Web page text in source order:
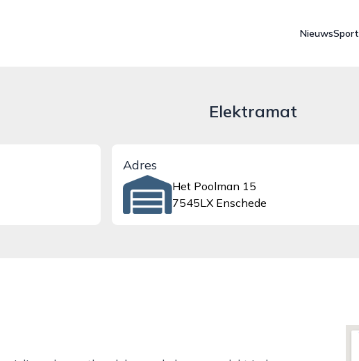
NieuwsSport
Elektramat
Adres
Het Poolman 15
7545LX Enschede